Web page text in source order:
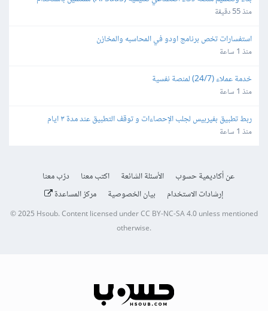
Bubble.io
منذ 55 دقيقة
استفسارات تخص برنامج اودو في المحاسبه والمخازن
منذ 1 ساعة
خدمة عملاء (24/7) لمنصة نفسية
منذ 1 ساعة
ربط تطبيق بفيربيس لجلب الإحصاءات و توقف التطبيق عند مدة ٣ ايام
منذ 1 ساعة
عن أكاديمية حسوب الأسئلة الشائعة اكتب معنا
درّب معنا
إرشادات الاستخدام
بيان الخصوصية مركز المساعدة
© 2025 Hsoub.Content licensed underCC BY-NC-SA 4.0unless mentioned
otherwise.